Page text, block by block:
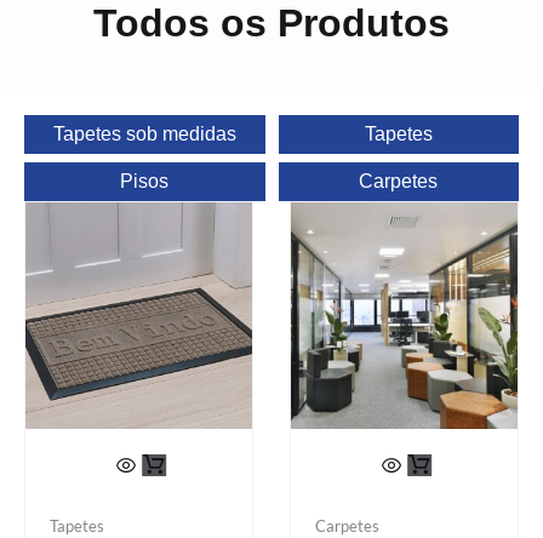
Todos os Produtos
Tapetes sob medidas Tapetes
Pisos Carpetes
Tapetes Carpetes